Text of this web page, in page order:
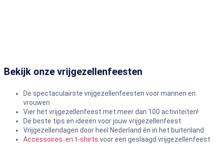
Bekijk onze vrijgezellenfeesten
De spectaculairste vrijgezellenfeesten voor mannen en
vrouwen
Vier het vrijgezellenfeest met meer dan 100 activiteiten!
De beste tips en ideeën voor jouw vrijgezellenfeest
Vrijgezellendagen door heel Nederland én in het buitenland
Accessoires en t-shirts voor een geslaagd vrijgezellenfeest